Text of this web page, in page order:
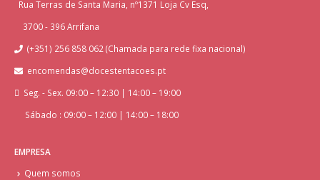
Rua Terras de Santa Maria, nº1371 Loja Cv Esq,
3700 - 396 Arrifana
(+351) 256 858 062 (Chamada para rede fixa nacional)
encomendas@docestentacoes.pt
Seg. - Sex. 09:00 – 12:30 | 14:00 – 19:00
Sábado : 09:00 – 12:00 | 14:00 – 18:00
EMPRESA
Quem somos